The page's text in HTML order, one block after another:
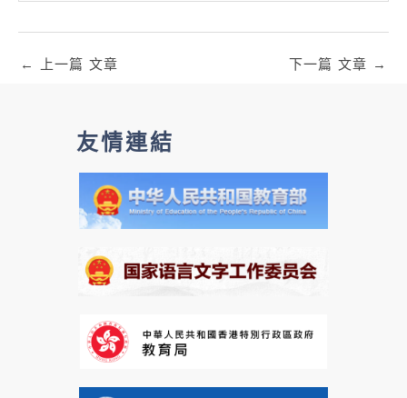
← 上一篇 文章 下一篇 文章 →
友情連結